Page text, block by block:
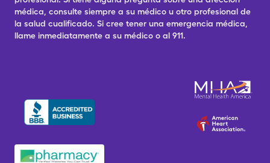
médica, consulte siempre a su médico u otro profesional de
la salud cualificado. Si cree tener una emergencia médica,
llame inmediatamente a su médico o al 911.